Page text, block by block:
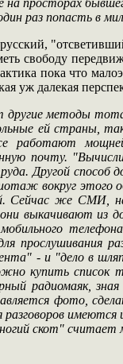
раз попасть в
свободу
пока что
уж далекая
методы
ей страны,
почту.
Другой способ
вокруг
же СМИ,
выкачивают из
прослушивания
- и "дело в
купить список
фото,
скот"